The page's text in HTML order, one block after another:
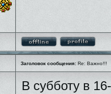
Заголовок сообщения: Re: Важно!!!
В субботу в